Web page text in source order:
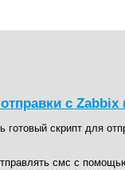
с Zabbix
готовый скрипт для
смс с